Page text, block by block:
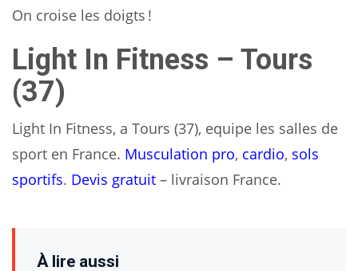
On croise les doigts !
Light In Fitness – Tours
(37)
Light In Fitness, a Tours (37), equipe les salles de
sport en France. Musculation pro, cardio, sols
sportifs. Devis gratuit – livraison France.
À lire aussi